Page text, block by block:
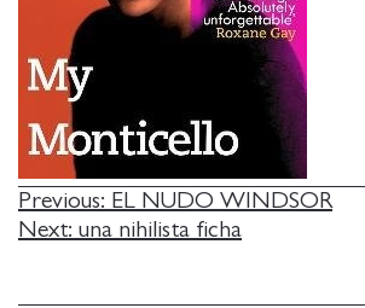
NAVEGACIÓN
DE
Previous: EL NUDO WINDSOR
Next: una nihilista ficha